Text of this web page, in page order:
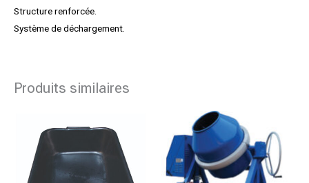
Structure renforcée.
Système de déchargement.
Produits similaires